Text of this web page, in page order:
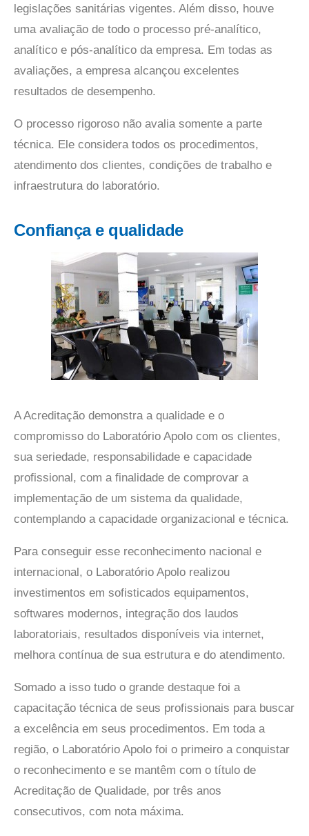
legislações sanitárias vigentes. Além disso, houve
uma avaliação de todo o processo pré-analítico,
analítico e pós-analítico da empresa. Em todas as
avaliações, a empresa alcançou excelentes
resultados de desempenho.
O processo rigoroso não avalia somente a parte
técnica. Ele considera todos os procedimentos,
atendimento dos clientes, condições de trabalho e
infraestrutura do laboratório.
Confiança e qualidade
A Acreditação demonstra a qualidade e o
compromisso do Laboratório Apolo com os clientes,
sua seriedade, responsabilidade e capacidade
profissional, com a finalidade de comprovar a
implementação de um sistema da qualidade,
contemplando a capacidade organizacional e técnica.
Para conseguir esse reconhecimento nacional e
internacional, o Laboratório Apolo realizou
investimentos em sofisticados equipamentos,
softwares modernos, integração dos laudos
laboratoriais, resultados disponíveis via internet,
melhora contínua de sua estrutura e do atendimento.
Somado a isso tudo o grande destaque foi a
capacitação técnica de seus profissionais para buscar
a excelência em seus procedimentos. Em toda a
região, o Laboratório Apolo foi o primeiro a conquistar
o reconhecimento e se mantêm com o título de
Acreditação de Qualidade, por três anos
consecutivos, com nota máxima.